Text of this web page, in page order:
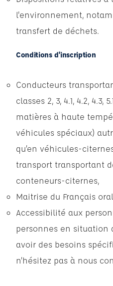
l'environnement,
transfert de déchets.
Conditions d'inscription
Conducteurs
classes 2, 3, 4.1, 4.2, 4.3,
matières à haute
véhicules spéciaux)
qu’en véhicules-
transport transportant
conteneurs-citernes,
Maitrise du Français
Accessibilité aux
personnes en situation
avoir des besoins
n’hésitez pas à nous